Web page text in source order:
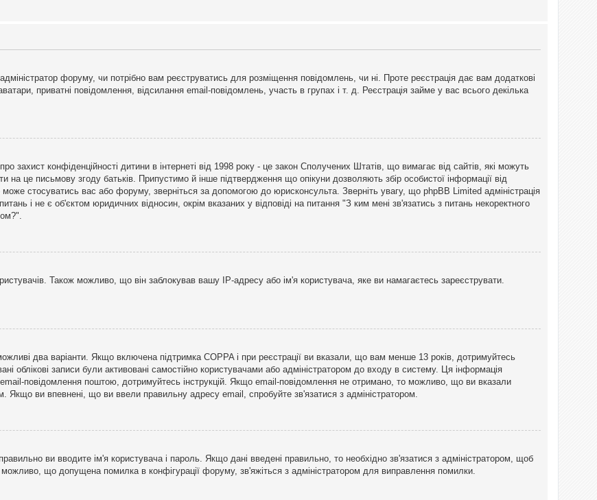
форуму, чи потрібно вам реєструватись для розміщення повідомлень, чи ні. Проте реєстрація дає вам додаткові
приватні повідомлення, відсилання email-повідомлень, участь в групах і т. д. Реєстрація займе у вас всього декілька
конфіденційності дитини в інтернеті від 1998 року - це закон Сполучених Штатів, що вимагає від сайтів, які можуть
на це письмову згоду батьків. Припустимо й інше підтвердження що опікуни дозволяють збір особистої інформації від
стосуватись вас або форуму, зверніться за допомогою до юрисконсульта. Зверніть увагу, що phpBB Limited адміністрація
і не є об'єктом юридичних відносин, окрім вказаних у відповіді на питання "З ким мені зв'язатись з питань некоректного
Також можливо, що він заблокував вашу IP-адресу або ім'я користувача, яке ви намагаєтесь зареєструвати.
два варіанти. Якщо включена підтримка COPPA і при реєстрації ви вказали, що вам менше 13 років, дотримуйтесь
облікові записи були активовані самостійно користувачами або адміністратором до входу в систему. Ця інформація
повідомлення поштою, дотримуйтесь інструкцій. Якщо email-повідомлення не отримано, то можливо, що ви вказали
ви впевнені, що ви ввели правильну адресу email, спробуйте зв'язатися з адміністратором.
ви вводите ім'я користувача і пароль. Якщо дані введені правильно, то необхідно зв'язатися з адміністратором, щоб
що допущена помилка в конфігурації форуму, зв'яжіться з адміністратором для виправлення помилки.